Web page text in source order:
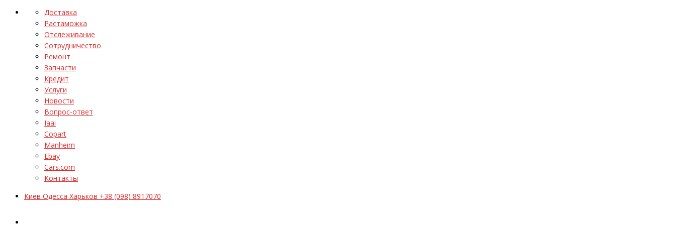
Доставка
Растаможка
Отслеживание
Сотрудничество
Ремонт
Запчасти
Кредит
Услуги
Новости
Вопрос-ответ
Iaai
Copart
Manheim
Ebay
Cars.com
Контакты
Киев Одесса Харьков +38 (098) 8917070